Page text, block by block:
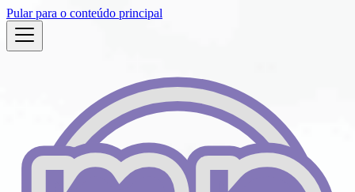
Pular para o conteúdo principal